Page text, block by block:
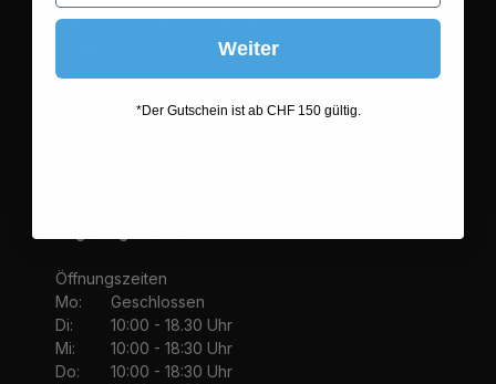
Tel:
+41 76 549 98 78
onlineshop@wiesnshop.ch
Öffnungszeiten
Mo:
Geschlossen
Di:
10:00 - 18.30 Uhr
Mi:
10:00 - 18:30 Uhr
Do:
10:00 - 18:30 Uhr
Weiter
*Der Gutschein ist ab CHF 150 gültig.